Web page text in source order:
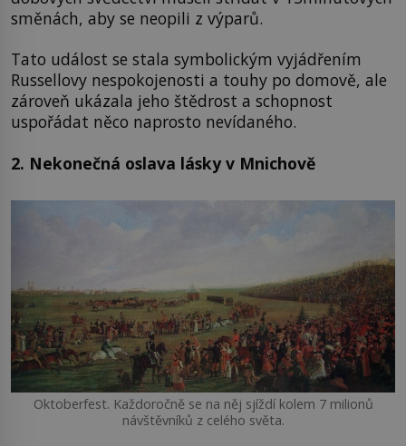
směnách, aby se neopili z výparů.
Tato událost se stala symbolickým vyjádřením
Russellovy nespokojenosti a touhy po domově, ale
zároveň ukázala jeho štědrost a schopnost
uspořádat něco naprosto nevídaného.
2. Nekonečná oslava lásky v Mnichově
Oktoberfest. Každoročně se na něj sjíždí kolem 7 milionů
návštěvníků z celého světa.